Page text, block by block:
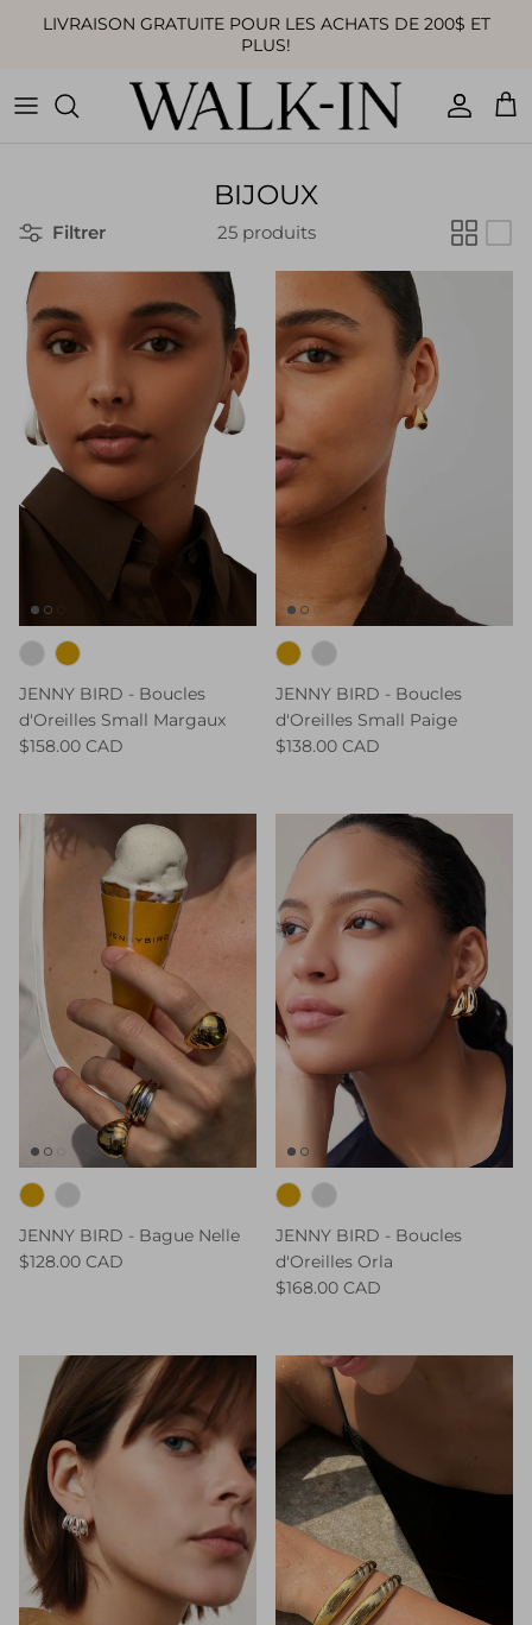
Aller au contenu
LIVRAISON GRATUITE POUR LES ACHATS DE 200$ ET
PLUS!
Compte
BIJOUX
Filtrer 25 produits
JENNY BIRD - Boucles
d'Oreilles Small Margaux
$158.00 CAD
JENNY BIRD - Boucles
d'Oreilles Small Paige
$138.00 CAD
JENNY BIRD - Bague Nelle
$128.00 CAD
JENNY BIRD - Boucles
d'Oreilles Orla
$168.00 CAD